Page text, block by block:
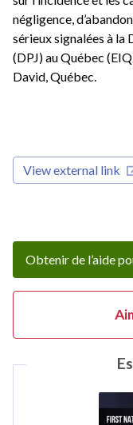
négligence,
sérieux signalées à la
(DPJ) au Québec
David, Québec.
View external link
Obtenir de l’aide